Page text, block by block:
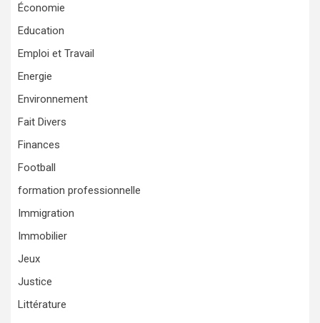
Économie
Education
Emploi et Travail
Energie
Environnement
Fait Divers
Finances
Football
formation professionnelle
Immigration
Immobilier
Jeux
Justice
Littérature